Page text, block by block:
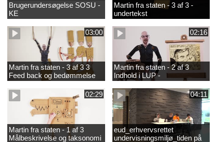
Brugerundersøgelse SOSU -
KE
Martin fra staten - 3 af 3 -
undertekst
03:00
Martin fra staten - 3 af 3 3
Feed back og bedømmelse
02:16
Martin fra staten - 2 af 3
Indhold i LUP -
helhedsorientering og
differentiering
02:29
Martin fra staten - 1 af 3
Målbeskrivelse og taksonomi
04:11
eud_erhvervsrettet
undervisningsmiljø_tiden på